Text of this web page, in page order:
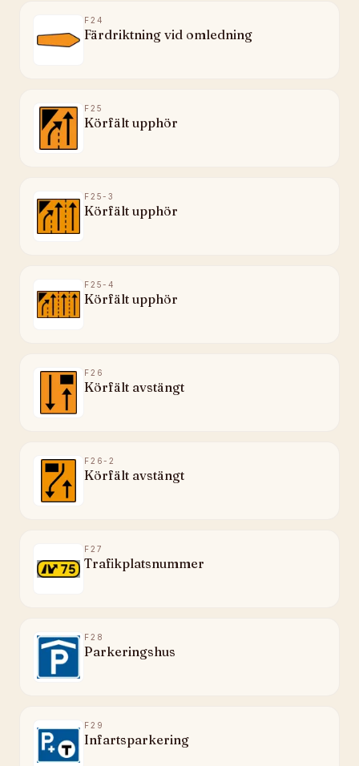
F24
Färdriktning vid omledning
F25
Körfält upphör
F25-3
Körfält upphör
F25-4
Körfält upphör
F26
Körfält avstängt
F26-2
Körfält avstängt
F27
Trafikplatsnummer
F28
Parkeringshus
F29
Infartsparkering